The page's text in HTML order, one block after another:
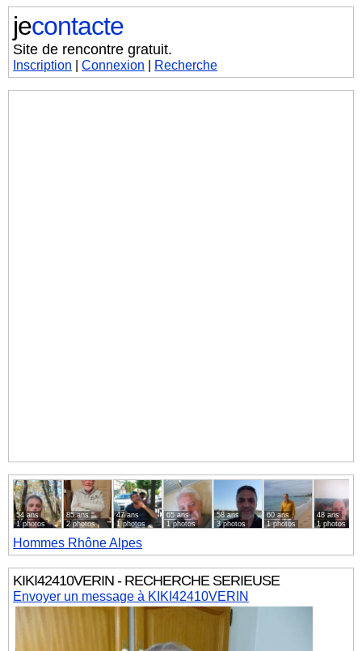
jecontacte
Site de rencontre gratuit.
Inscription |Connexion Recherche
54 ans
1 photos
85 ans
2 photos
47 ans
1 photos
65 ans
1 photos
58 ans
3 photos
60 ans
1 photos
48 ans
1 photos
Hommes Rhône Alpes
KIKI42410VERIN - RECHERCHE SERIEUSE
Envoyer un message à KIKI42410VERIN